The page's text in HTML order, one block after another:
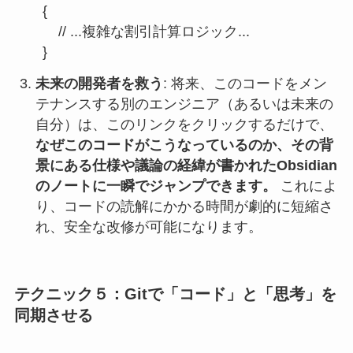
{
// ...複雑な割引計算ロジック...
}
未来の開発者を救う : 将来、このコードをメン
テナンスする別のエンジニア（あるいは未来の
自分）は、このリンクをクリックするだけで、
なぜこのコードがこうなっているのか、その背
景にある仕様や議論の経緯が書かれたObsidian
のノートに一瞬でジャンプできます。
これによ
り、コードの読解にかかる時間が劇的に短縮さ
れ、安全な改修が可能になります。
テクニック５：Gitで「コード」と「思考」を
同期させる